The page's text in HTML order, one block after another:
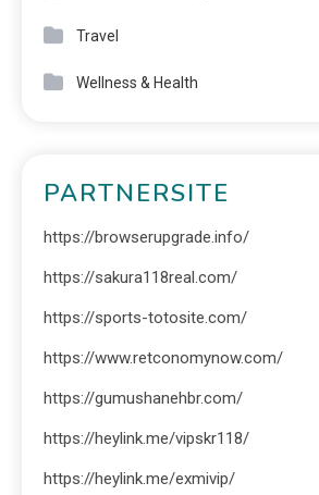
Travel
Wellness & Health
PARTNERSITE
https://browserupgrade.info/
https://sakura118real.com/
https://sports-totosite.com/
https://www.retconomynow.com/
https://gumushanehbr.com/
https://heylink.me/vipskr118/
https://heylink.me/exmivip/